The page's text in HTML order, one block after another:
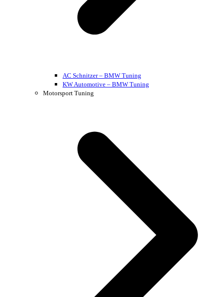
AC Schnitzer – BMW Tuning
KW Automotive – BMW Tuning
Motorsport Tuning